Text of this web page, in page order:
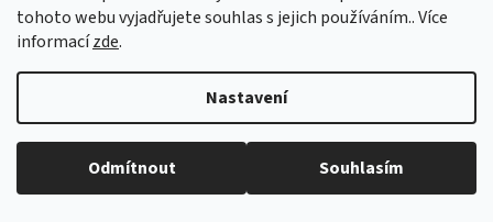
tohoto webu vyjadřujete souhlas s jejich používáním.. Více
informacízde.
Nastavení
Odmítnout Souhlasím
Sledovat na Instagramu
Vytvořil Shoptet